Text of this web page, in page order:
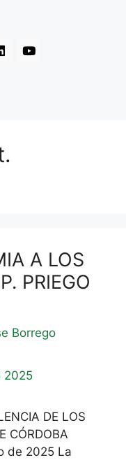
A LOS
PRIEGO
Borrego
DE LOS
CÓRDOBA
de 2025 La